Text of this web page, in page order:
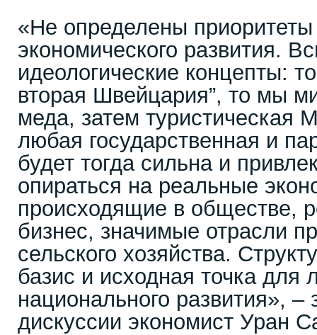
«Не определены приоритеты
экономического развития.
идеологические концепты:
вторая Швейцария”, то мы
меда, затем туристическая
любая государственная и
будет тогда сильна и
опираться на реальные
происходящие в обществе,
бизнес, значимые отрасли
сельского хозяйства.
базис и исходная точка для
национального развития», –
дискуссии экономист Уран